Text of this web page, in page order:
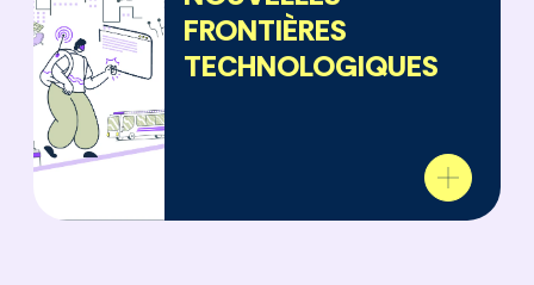
FRONTIÈRES
TECHNOLOGIQUES